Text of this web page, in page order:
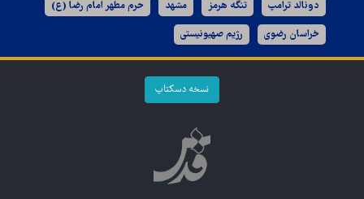
دونالد ترامپ تنگه هرمز مشهد حرم مطهر امام رضا (ع)
خراسان رضوی رژیم صهیونیستی
نسخه دسکتاپ